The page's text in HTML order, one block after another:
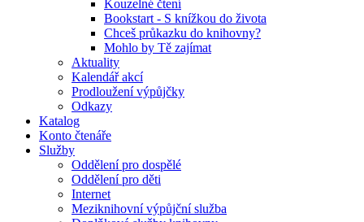
Kouzelné čtení
Bookstart - S knížkou do života
Chceš průkazku do knihovny?
Mohlo by Tě zajímat
Aktuality
Kalendář akcí
Prodloužení výpůjčky
Odkazy
Katalog
Konto čtenáře
Služby
Oddělení pro dospělé
Oddělení pro děti
Internet
Meziknihovní výpůjční služba